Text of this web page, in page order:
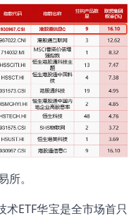
。
术ETF华宝是全市场首只